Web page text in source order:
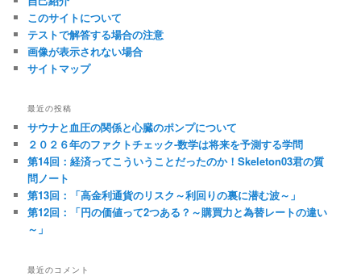
このサイトについて
テストで解答する場合の注意
画像が表示されない場合
サイトマップ
最近の投稿
サウナと血圧の関係と心臓のポンプについて
２０２６年のファクトチェック-数学は将来を予測する学問
第14回：経済ってこういうことだったのか！Skeleton03君の質
問ノート
第13回：「高金利通貨のリスク～利回りの裏に潜む波～」
第12回：「円の価値って2つある？～購買力と為替レートの違い
～」
最近のコメント